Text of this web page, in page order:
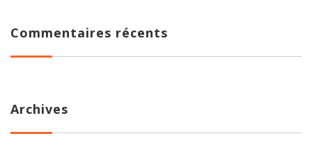
Commentaires récents
Archives